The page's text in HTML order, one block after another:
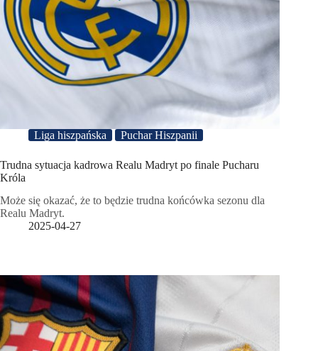
Liga hiszpańska Puchar Hiszpanii
Trudna sytuacja kadrowa Realu Madryt po finale Pucharu
Króla
Może się okazać, że to będzie trudna końcówka sezonu dla
Realu Madryt.
2025-04-27